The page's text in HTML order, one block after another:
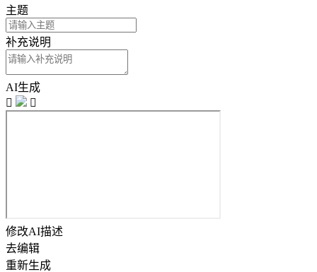
主题
补充说明
AI生成


修改AI描述
去编辑
重新生成